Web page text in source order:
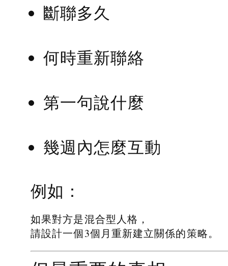
斷聯多久
何時重新聯絡
第一句說什麼
幾週內怎麼互動
例如：
如果對方是混合型人格，
請設計一個3個月重新建立關係的策略。